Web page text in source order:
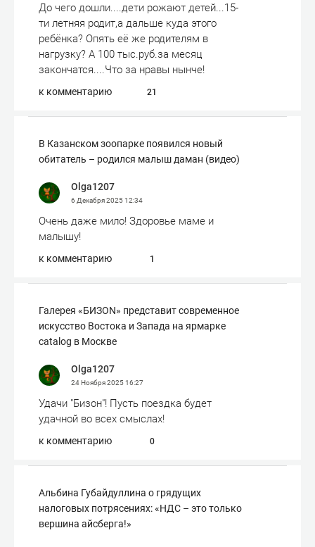
До чего дошли....дети рожают детей...15-
ти летняя родит,а дальше куда этого
ребёнка? Опять её же родителям в
нагрузку? А 100 тыс.руб.за месяц
закончатся....Что за нравы нынче!
к комментарию 21
В Казанском зоопарке появился новый
обитатель – родился малыш даман (видео)
Olga1207
6 Декабря 202512:34
Очень даже мило! Здоровье маме и
малышу!
к комментарию 1
Галерея «БИЗОN» представит современное
искусство Востока и Запада на ярмарке
catalog в Москве
Olga1207
24 Ноября 202516:27
Удачи "Бизон"! Пусть поездка будет
удачной во всех смыслах!
к комментарию 0
Альбина Губайдуллина о грядущих
налоговых потрясениях: «НДС – это только
вершина айсберга!»